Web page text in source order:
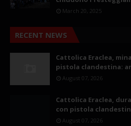
March 20, 2025
RECENT NEWS
Cattolica Eraclea,
pistola clandestina:
August 07, 2026
Cattolica Eraclea,
con pistola
August 07, 2026